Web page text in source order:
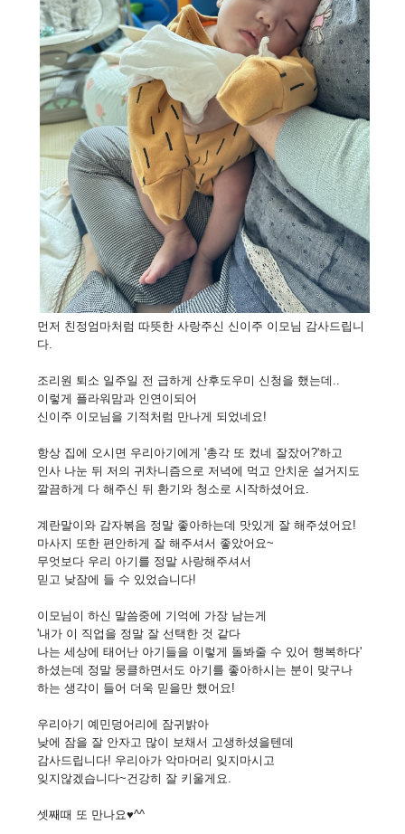
먼저 친정엄마처럼 따뜻한 사랑주신 신이주 이모님 감사드립니
다.
조리원 퇴소 일주일 전 급하게 산후도우미 신청을 했는데..
이렇게 플라워맘과 인연이되어
신이주 이모님을 기적처럼 만나게 되었네요!
항상 집에 오시면 우리아기에게 '총각 또 컸네 잘잤어?'하고
인사 나눈 뒤 저의 귀차니즘으로 저녁에 먹고 안치운 설거지도
깔끔하게 다 해주신 뒤 환기와 청소로 시작하셨어요.
계란말이와 감자볶음 정말 좋아하는데 맛있게 잘 해주셨어요!
마사지 또한 편안하게 잘 해주셔서 좋았어요~
무엇보다 우리 아기를 정말 사랑해주셔서
믿고 낮잠에 들 수 있었습니다!
이모님이 하신 말씀중에 기억에 가장 남는게
'내가 이 직업을 정말 잘 선택한 것 같다
나는 세상에 태어난 아기들을 이렇게 돌봐줄 수 있어 행복하다'
하셨는데 정말 뭉클하면서도 아기를 좋아하시는 분이 맞구나
하는 생각이 들어 더욱 믿을만 했어요!
우리아기 예민덩어리에 잠귀밝아
낮에 잠을 잘 안자고 많이 보채서 고생하셨을텐데
감사드립니다! 우리아가 악마머리 잊지마시고
잊지않겠습니다~건강히 잘 키울게요.
셋째때 또 만나요♥^^